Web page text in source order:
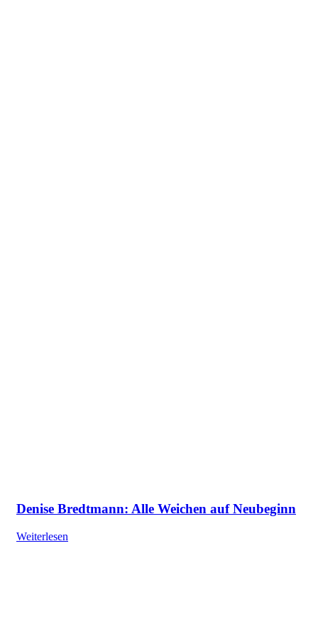
Denise Bredtmann: Alle Weichen auf Neubeginn
Weiterlesen